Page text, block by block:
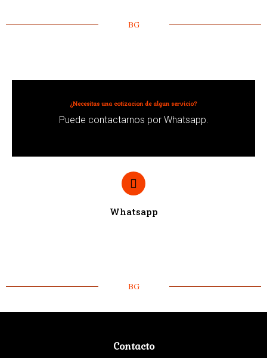
BG
¿Necesitas una cotizacion de algun servicio?
Puede contactarnos por Whatsapp.
Whatsapp
BG
Contacto